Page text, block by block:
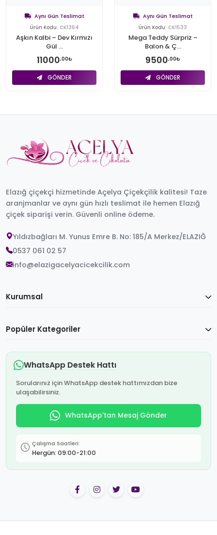
Aynı Gün Teslimat
Ürün Kodu: CK1364
Aşkın Kalbi – Dev Kırmızı
Gül ...
11000,00₺
GÖNDER
Aynı Gün Teslimat
Ürün Kodu: CK1533
Mega Teddy Sürpriz –
Balon & Ç...
9500,00₺
GÖNDER
Elazığ çiçekçi hizmetinde Açelya Çiçekçilik kalitesi! Taze
aranjmanlar ve aynı gün hızlı teslimat ile hemen Elazığ
çiçek siparişi verin. Güvenli online ödeme.
Yıldızbağları M. Yunus Emre B. No: 185/A Merkez/ELAZIĞ
0537 061 02 57
info@elazigacelyacicekcilik.com
Kurumsal
Popüler Kategoriler
WhatsApp Destek Hattı
Sorularınız için WhatsApp destek hattımızdan bize
ulaşabilirsiniz.
WhatsApp'tan Mesaj Gönder
Çalışma Saatleri:
Hergün: 09:00-21:00